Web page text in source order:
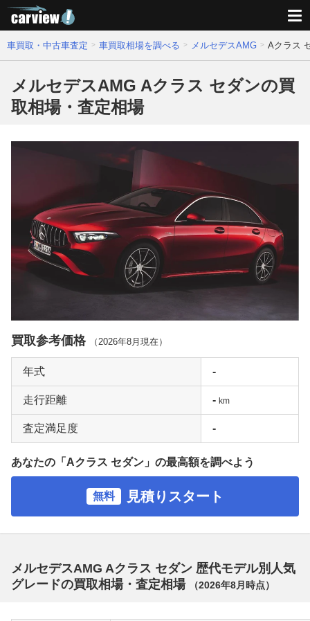
車買取・中古車査定 車買取相場を調べる メルセデスAMG Aクラス
メルセデスAMG Aクラス セダンの買
取相場・査定相場
買取参考価格 （ 2026年8月 現在）
年式 -
走行距離 - km
査定満足度 -
あなたの「Aクラス セダン」の最高額を調べよう
無料 見積りスタート
メルセデスAMG Aクラス セダン 歴代モデル別人気
グレードの買取相場・査定相場
（2026年8月 時点）